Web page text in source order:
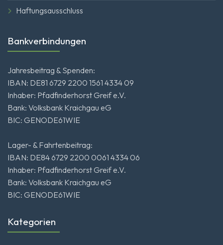
Haftungsausschluss
Bankverbindungen
Jahresbeitrag & Spenden:
IBAN: DE81 6729 2200 1561 4334 09
Inhaber: Pfadfinderhorst Greif e.V.
Bank: Volksbank Kraichgau eG
BIC: GENODE61WIE
Lager- & Fahrtenbeitrag:
IBAN: DE84 6729 2200 0061 4334 06
Inhaber: Pfadfinderhorst Greif e.V.
Bank: Volksbank Kraichgau eG
BIC: GENODE61WIE
Kategorien